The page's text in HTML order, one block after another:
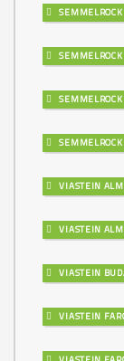
VIASTEIN
VIASTEIN
VIASTEIN
VIASTEIN